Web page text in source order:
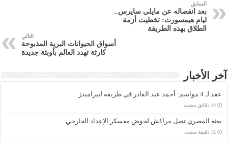
السابق
بعد انفصاله عن مايلي سايرس..
ليام هيمسورث: تخطيت أزمة
الطلاق بهذه الطريقة
التالي
أسواق الحيوانات البرية المذبوحة
كارثة تهدد العالم بأوبئة جديدة
آخر الأخبار
عقد لـ 4 مواسم: أحمد عبد القادر في طريقه لبيراميدز
‏10 دقائق مضت
بعثة المصري تصل مراكش لخوض معسكر الإعداد الخارجي
‏12 دقيقة مضت